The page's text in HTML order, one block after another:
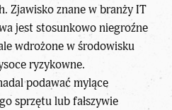
Zjawisko znane w branży IT
jest stosunkowo niegroźne
wdrożone w środowisku
ryzykowne.
podawać mylące
sprzętu lub fałszywie